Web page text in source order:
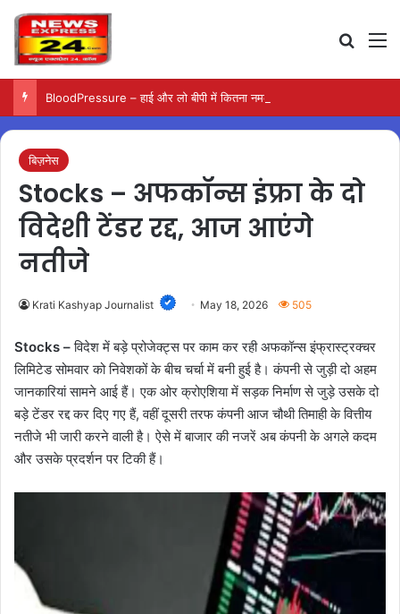
बिज़नेस
Stocks – अफकॉन्स इंफ्रा के दो
विदेशी टेंडर रद्द, आज आएंगे
नतीजे
Krati Kashyap Journalist May 18, 2026 505
Stocks –विदेश में बड़े प्रोजेक्ट्स पर काम कर रही अफकॉन्स इंफ्रास्ट्रक्चर
लिमिटेड सोमवार को निवेशकों के बीच चर्चा में बनी हुई है। कंपनी से जुड़ी दो अहम
जानकारियां सामने आई हैं। एक ओर क्रोएशिया में सड़क निर्माण से जुड़े उसके दो
बड़े टेंडर रद्द कर दिए गए हैं, वहीं दूसरी तरफ कंपनी आज चौथी तिमाही के वित्तीय
नतीजे भी जारी करने वाली है। ऐसे में बाजार की नजरें अब कंपनी के अगले कदम
और उसके प्रदर्शन पर टिकी हैं।